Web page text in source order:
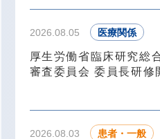
2026.08.05 医療関係
厚生労働省臨床研究総
審査委員会 委員長研修
2026.08.03 患者・一般